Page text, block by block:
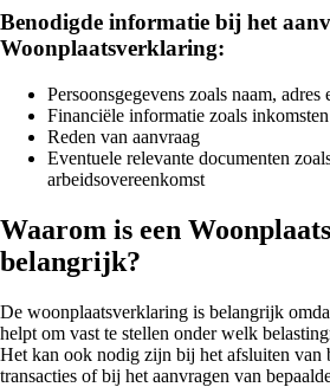
Benodigde informatie bij het
Woonplaatsverklaring:
Persoonsgegevens zoals naam,
Financiële informatie zoals
Reden van aanvraag
Eventuele relevante documenten
arbeidsovereenkomst
Waarom is een
belangrijk?
De woonplaatsverklaring is belangrijk
helpt om vast te stellen onder welk
Het kan ook nodig zijn bij het afsluiten van
transacties of bij het aanvragen van